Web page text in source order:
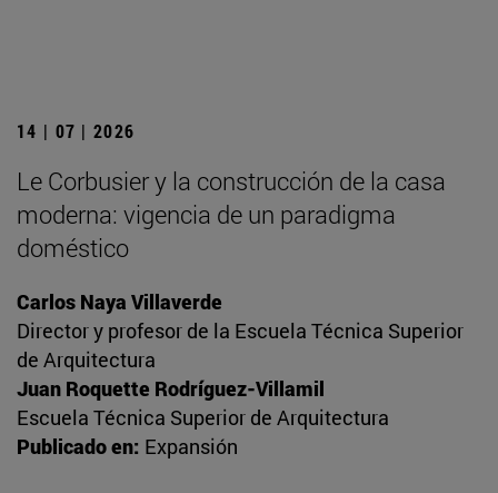
14 | 07 | 2026
Le Corbusier y la construcción de la casa
moderna: vigencia de un paradigma
doméstico
Carlos Naya Villaverde
Director y profesor de la Escuela Técnica Superior
de Arquitectura
Juan Roquette Rodríguez-Villamil
Escuela Técnica Superior de Arquitectura
Publicado en: Expansión